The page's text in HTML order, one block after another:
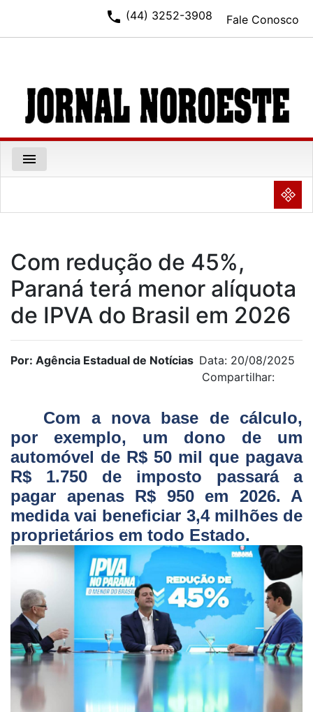
Fale Conosco
phone (44) 3252-3908
menu
NULL
Com redução de 45%,
Paraná terá menor alíquota
de IPVA do Brasil em 2026
Por: Agência Estadual de Notícias Data: 20/08/2025
Compartilhar:
Com a nova base de cálculo,
por exemplo, um dono de um
automóvel de R$ 50 mil que pagava
R$ 1.750 de imposto passará a
pagar apenas R$ 950 em 2026. A
medida vai beneficiar 3,4 milhões de
proprietários em todo Estado.